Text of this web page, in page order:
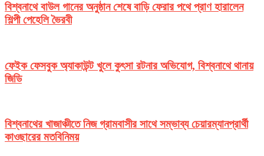
বিশ্বনাথে বাউল গানের অনুষ্ঠান শেষে বাড়ি ফেরার পথে প্রাণ হারালেন
শিল্পী পেহেলি ভৈরবী
ফেইক ফেসবুক অ্যাকাউন্ট খুলে কুৎসা রটনার অভিযোগ, বিশ্বনাথে থানায়
জিডি
বিশ্বনাথের খাজাঞ্চীতে নিজ গ্রামবাসীর সাথে সম্ভাব্য চেয়ারম্যানপ্রার্থী
কাওছারের মতবিনিময়